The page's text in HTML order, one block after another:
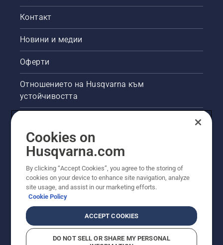
Контакт
Новини и медии
Оферти
Отношението на Husqvarna към
устойчивостта
Други сайтове на Husqvarna
Cookies on
Husqvarna.com
By clicking “Accept Cookies”, you agree to the storing of
cookies on your device to enhance site navigation, analyze
site usage, and assist in our marketing efforts.
Cookie Policy
ACCEPT COOKIES
DO NOT SELL OR SHARE MY PERSONAL